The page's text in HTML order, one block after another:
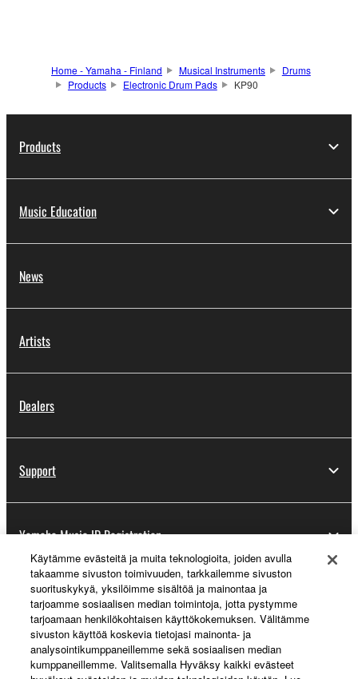
Home - Yamaha - Finland Musical Instruments
Drums
Products
Electronic Drum Pads KP90
Products
Music Education
News
Artists
Dealers
Support
Yamaha Music ID Registration
About Yamaha
Suomi - English
Käytämme evästeitä ja muita teknologioita, joiden avulla
takaamme sivuston toimivuuden, tarkkailemme sivuston
suorituskykyä, yksilöimme sisältöä ja mainontaa ja
tarjoamme sosiaalisen median toimintoja, jotta pystymme
tarjoamaan henkilökohtaisen käyttökokemuksen. Välitämme
sivuston käyttöä koskevia tietojasi mainonta- ja
analysointikumppaneillemme sekä sosiaalisen median
kumppaneillemme. Valitsemalla Hyväksy kaikki evästeet